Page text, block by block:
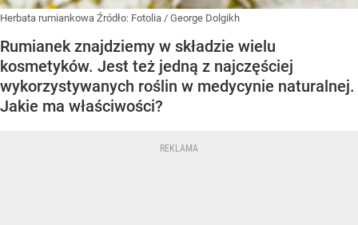
Herbata rumiankowa Źródło: Fotolia / George Dolgikh
Rumianek znajdziemy w składzie wielu
kosmetyków. Jest też jedną z najczęściej
wykorzystywanych roślin w medycynie naturalnej.
Jakie ma właściwości?